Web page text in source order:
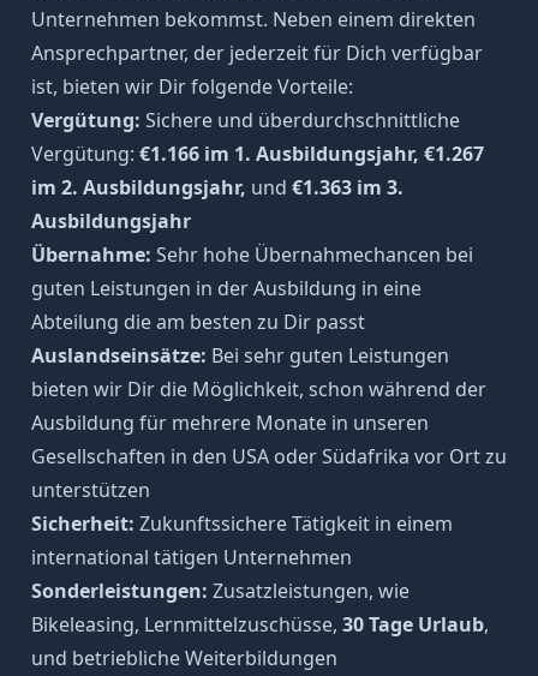
Unternehmen bekommst. Neben einem direkten
Ansprechpartner, der jederzeit für Dich verfügbar
ist, bieten wir Dir folgende Vorteile:
Vergütung: Sichere und überdurchschnittliche
Vergütung: €1.166 im 1. Ausbildungsjahr, €1.267
im 2. Ausbildungsjahr, und €1.363 im 3.
Ausbildungsjahr
Übernahme: Sehr hohe Übernahmechancen bei
guten Leistungen in der Ausbildung in eine
Abteilung die am besten zu Dir passt
Auslandseinsätze: Bei sehr guten Leistungen
bieten wir Dir die Möglichkeit, schon während der
Ausbildung für mehrere Monate in unseren
Gesellschaften in den USA oder Südafrika vor Ort zu
unterstützen
Sicherheit: Zukunftssichere Tätigkeit in einem
international tätigen Unternehmen
Sonderleistungen: Zusatzleistungen, wie
Bikeleasing, Lernmittelzuschüsse, 30 Tage Urlaub,
und betriebliche Weiterbildungen